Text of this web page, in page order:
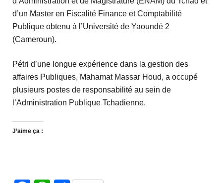
d’un Master en Fiscalité Finance et Comptabilité
Publique obtenu à l’Université de Yaoundé 2
(Cameroun).
Pétri d’une longue expérience dans la gestion des
affaires Publiques, Mahamat Massar Houd, a occupé
plusieurs postes de responsabilité au sein de
l’Administration Publique Tchadienne.
J’aime ça :